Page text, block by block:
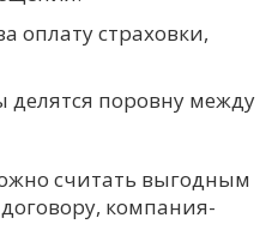
оплату страховки,
поровну между
считать выгодным
компания-